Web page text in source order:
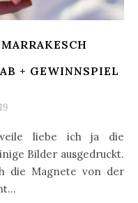
+ GEWINNSPIEL
Bilder ausgedruckt.
die Magnete von der